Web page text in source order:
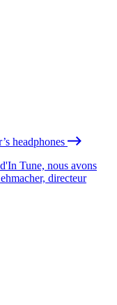
headphones
Tune, nous avons
directeur